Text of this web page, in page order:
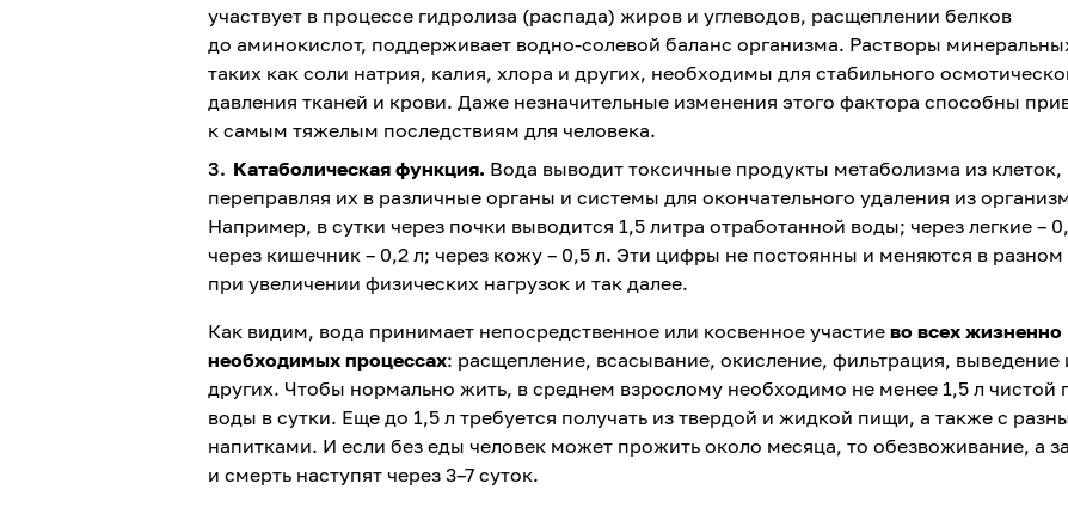
участвует в процессе гидролиза (распада) жиров и углеводов, расщеплении белков
до аминокислот, поддерживает водно-солевой баланс организма. Растворы
таких как соли натрия, калия, хлора и других, необходимы для стабильного
давления тканей и крови. Даже незначительные изменения этого фактора способны
к самым тяжелым последствиям для человека.
Катаболическая функция. Вода выводит токсичные продукты метаболизма из клеток,
переправляя их в различные органы и системы для окончательного удаления из
Например, в сутки через почки выводится 1,5 литра отработанной воды; через легкие –
через кишечник – 0,2 л; через кожу – 0,5 л. Эти цифры не постоянны и меняются в разном
при увеличении физических нагрузок и так далее.
Как видим, вода принимает непосредственное или косвенное участие во всех жизненно
необходимых процессах: расщепление, всасывание, окисление, фильтрация, выведение
других. Чтобы нормально жить, в среднем взрослому необходимо не менее 1,5 л чистой
воды в сутки. Еще до 1,5 л требуется получать из твердой и жидкой пищи, а также с
напитками. И если без еды человек может прожить около месяца, то обезвоживание, а
и смерть наступят через 3–7 суток.